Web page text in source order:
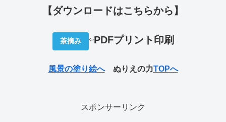
【ダウンロードはこちらから】
茶摘み ⇦PDFプリント印刷
風景の塗り絵へぬりえの力TOPへ
スポンサーリンク